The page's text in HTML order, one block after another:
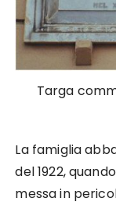
Targa
La famiglia
del 1922,
messa in